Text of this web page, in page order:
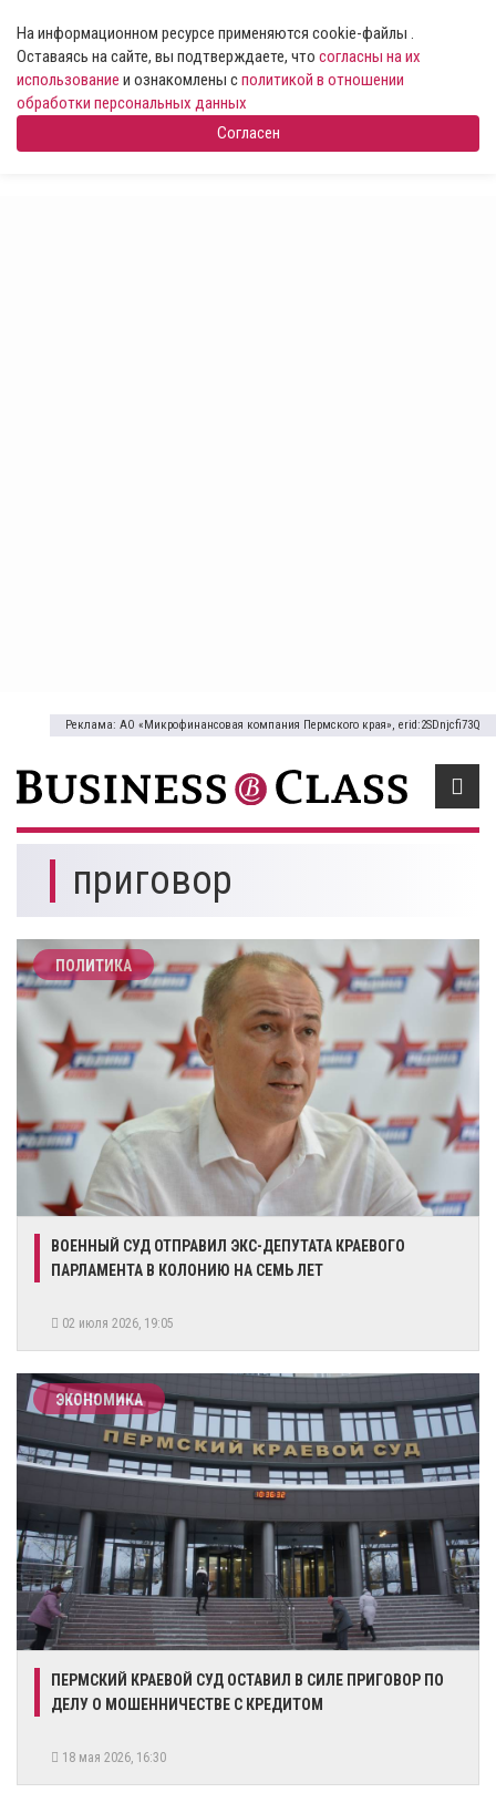
На информационном ресурсе применяются cookie-файлы .
Оставаясь на сайте, вы подтверждаете, что согласны на их
использование и ознакомлены сполитикой в отношении
обработки персональных данных
Согласен
Реклама: АО «Микрофинансовая компания Пермского края», erid:2SDnjcfi73Q
приговор
ПОЛИТИКА
​ВОЕННЫЙ СУД ОТПРАВИЛ ЭКС-ДЕПУТАТА КРАЕВОГО
ПАРЛАМЕНТА В КОЛОНИЮ НА СЕМЬ ЛЕТ
02 июля 2026, 19:05
ЭКОНОМИКА
ПЕРМСКИЙ КРАЕВОЙ СУД ОСТАВИЛ В СИЛЕ ПРИГОВОР ПО
ДЕЛУ О МОШЕННИЧЕСТВЕ С КРЕДИТОМ
18 мая 2026, 16:30